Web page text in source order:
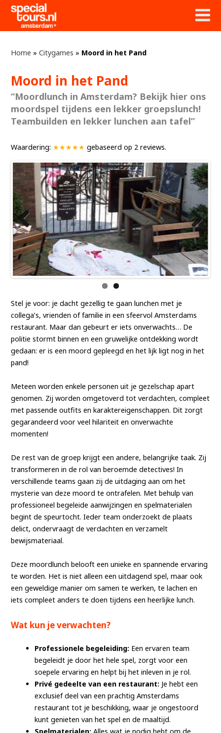
Home »Citygames » Moord in het Pand
Moord in het Pand
“Moordlunch in Amsterdam? Bekijk hier ons
moordspel tijdens een lekker groepslunch!
Teambuilden en lekker lunchen aan tafel”
Waardering: ★★★★★gebaseerd op 2reviews.
Previ
ous
Next
Stel je voor: je dacht gezellig te gaan lunchen met je
collega’s, vrienden of familie in een sfeervol Amsterdams
restaurant. Maar dan gebeurt er iets onverwachts… De
politie stormt binnen en een gruwelijke ontdekking wordt
gedaan: er is een moord gepleegd en het lijk ligt nog in het
pand!
Meteen worden enkele personen uit je gezelschap apart
genomen. Zij worden omgetoverd tot verdachten, compleet
met passende outfits en karaktereigenschappen. Dit zorgt
gegarandeerd voor veel hilariteit en onverwachte
momenten!
De rest van de groep krijgt een andere, belangrijke taak. Zij
transformeren in de rol van beroemde detectives! In
verschillende teams gaan zij de uitdaging aan om het
mysterie van deze moord te ontrafelen. Met behulp van
professioneel begeleide aanwijzingen en spelmaterialen
begint de speurtocht. Ieder team onderzoekt de plaats
delict, ondervraagt de verdachten en verzamelt
bewijsmateriaal.
Deze moordlunch belooft een unieke en spannende ervaring
te worden. Het is niet alleen een uitdagend spel, maar ook
een geweldige manier om samen te werken, te lachen en
iets compleet anders te doen tijdens een heerlijke lunch.
Wat kun je verwachten?
Professionele begeleiding: Een ervaren team
begeleidt je door het hele spel, zorgt voor een
soepele ervaring en helpt bij het inleven in je rol.
Privé gedeelte van een restaurant: Je hebt een
exclusief deel van een prachtig Amsterdams
restaurant tot je beschikking, waar je ongestoord
kunt genieten van het spel en de maaltijd.